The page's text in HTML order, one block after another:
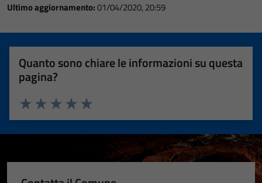
Ultimo aggiornamento:01/04/2020, 20:59
Quanto sono chiare le informazioni su questa
pagina?
Valuta 5 stelle su 5
Valuta 4 stelle su 5
Valuta 3 stelle su 5
Valuta 2 stelle su 5
Valuta 1 stelle su 5